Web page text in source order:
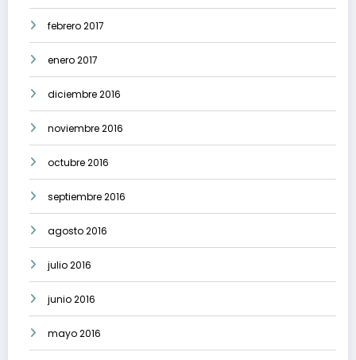
febrero 2017
enero 2017
diciembre 2016
noviembre 2016
octubre 2016
septiembre 2016
agosto 2016
julio 2016
junio 2016
mayo 2016